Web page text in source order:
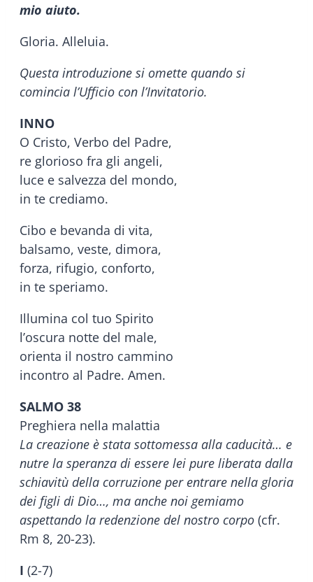
mio aiuto.
Gloria. Alleluia.
Questa introduzione si omette quando si
comincia l’Ufficio con l’Invitatorio.
INNO
O Cristo, Verbo del Padre,
re glorioso fra gli angeli,
luce e salvezza del mondo,
in te crediamo.
Cibo e bevanda di vita,
balsamo, veste, dimora,
forza, rifugio, conforto,
in te speriamo.
Illumina col tuo Spirito
l’oscura notte del male,
orienta il nostro cammino
incontro al Padre. Amen.
SALMO 38
Preghiera nella malattia
La creazione è stata sottomessa alla caducità… e
nutre la speranza di essere lei pure liberata dalla
schiavitù della corruzione per entrare nella gloria
dei figli di Dio…, ma anche noi gemiamo
aspettando la redenzione del nostro corpo (cfr.
Rm 8, 20-23).
I (2-7)